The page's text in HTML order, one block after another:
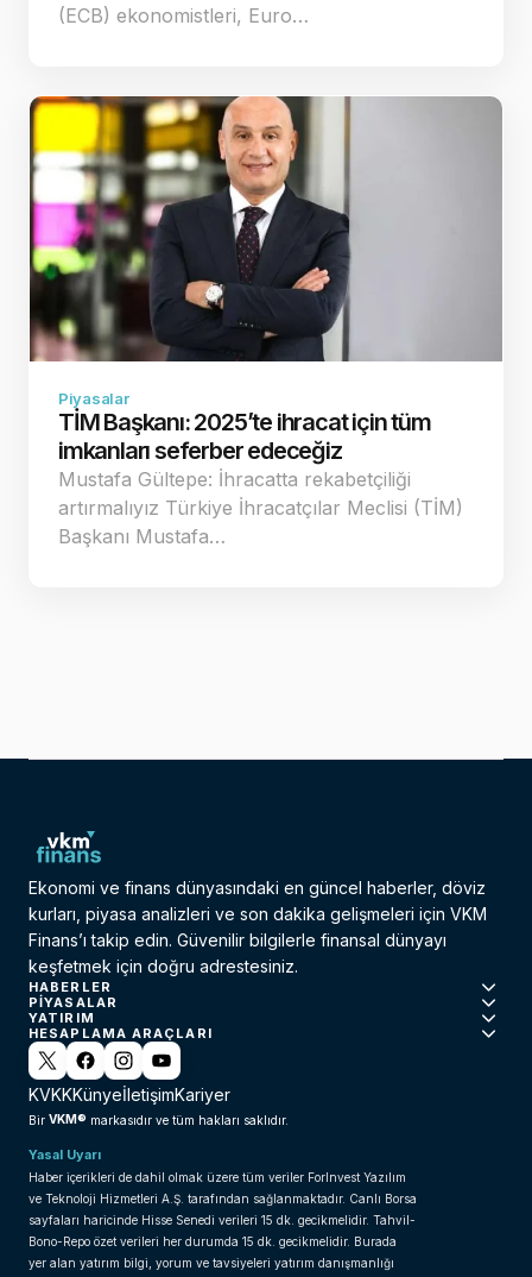
(ECB) ekonomistleri, Euro…
Piyasalar
TİM Başkanı: 2025’te ihracat için tüm
imkanları seferber edeceğiz
Mustafa Gültepe: İhracatta rekabetçiliği
artırmalıyız Türkiye İhracatçılar Meclisi (TİM)
Başkanı Mustafa…
Ekonomi ve finans dünyasındaki en güncel haberler, döviz
kurları, piyasa analizleri ve son dakika gelişmeleri için VKM
Finans’ı takip edin. Güvenilir bilgilerle finansal dünyayı
keşfetmek için doğru adrestesiniz.
HABERLER
PIYASALAR
YATIRIM
HESAPLAMA ARAÇLARI
KVKKKünyeİletişimKariyer
Bir VKM® markasıdır ve tüm hakları saklıdır.
Yasal Uyarı
Haber içerikleri de dahil olmak üzere tüm veriler ForInvest Yazılım
ve Teknoloji Hizmetleri A.Ş. tarafından sağlanmaktadır. Canlı Borsa
sayfaları haricinde Hisse Senedi verileri 15 dk. gecikmelidir. Tahvil-
Bono-Repo özet verileri her durumda 15 dk. gecikmelidir. Burada
yer alan yatırım bilgi, yorum ve tavsiyeleri yatırım danışmanlığı